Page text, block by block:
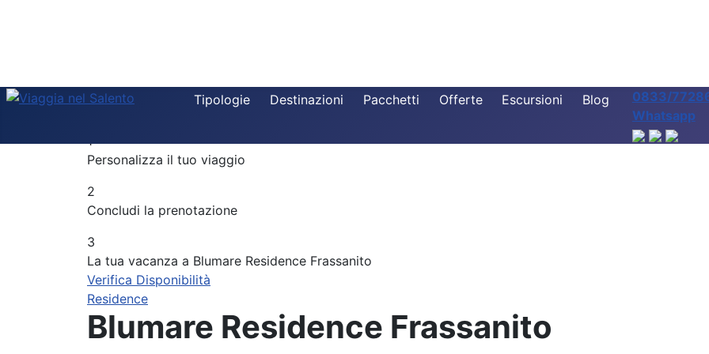
Tipologie Destinazioni Pacchetti Offerte Escursioni Blog
0833/
Whatsapp
Destinazione
Periodo
Componi la tua vacanza
1
Personalizza il tuo viaggio
2
Concludi la prenotazione
3
La tua vacanza a Blumare Residence Frassanito
Verifica Disponibilità
Residence
Blumare Residence Frassanito